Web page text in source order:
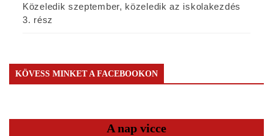
Közeledik szeptember, közeledik az iskolakezdés
3. rész
KÖVESS MINKET A FACEBOOKON
A nap vicce